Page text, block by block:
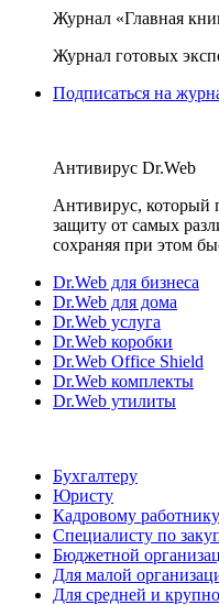
Журнал «Главная
Журнал готовых
Подписаться на
Антивирус Dr.Web
Антивирус, который
защиту от самых
сохраняя при этом
Dr.Web для бизнеса
Dr.Web для дома
Dr.Web услуга
Dr.Web коробки
Dr.Web Office Shield
Dr.Web комплекты
Dr.Web утилиты
Бухгалтеру
Юристу
Кадровому работнику
Специалисту по
Бюджетной
Для малой
Для средней и